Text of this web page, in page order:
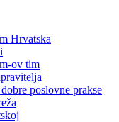
Hrvatska
ov tim
poslovne prakse